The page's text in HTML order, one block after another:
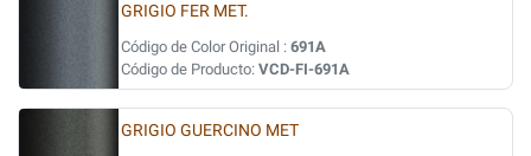
GRIGIO FER MET.
Código de Color Original : 691A
Código de Producto: VCD-FI-691A
GRIGIO GUERCINO MET